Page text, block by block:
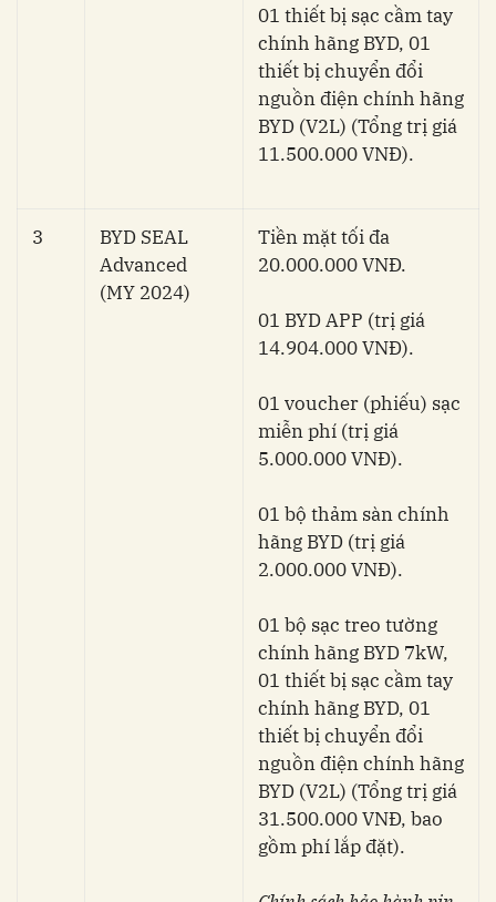
01 thiết bị sạc cầm tay
chính hãng BYD, 01
thiết bị chuyển đổi
nguồn điện chính hãng
BYD (V2L) (Tổng trị giá
11.500.000 VNĐ).
3
BYD SEAL
Advanced
(MY 2024)
Tiền mặt tối đa
20.000.000 VNĐ.
01 BYD APP (trị giá
14.904.000 VNĐ).
01 voucher (phiếu) sạc
miễn phí (trị giá
5.000.000 VNĐ).
01 bộ thảm sàn chính
hãng BYD (trị giá
2.000.000 VNĐ).
01 bộ sạc treo tường
chính hãng BYD 7kW,
01 thiết bị sạc cầm tay
chính hãng BYD, 01
thiết bị chuyển đổi
nguồn điện chính hãng
BYD (V2L) (Tổng trị giá
31.500.000 VNĐ, bao
gồm phí lắp đặt).